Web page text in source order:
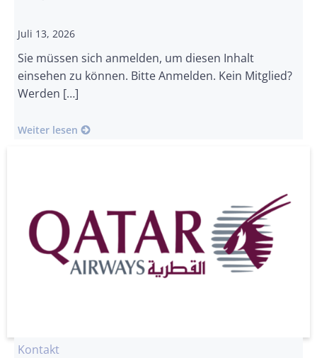
Juli 13, 2026
Sie müssen sich anmelden, um diesen Inhalt
einsehen zu können. Bitte Anmelden. Kein Mitglied?
Werden […]
Weiter lesen
Kontakt